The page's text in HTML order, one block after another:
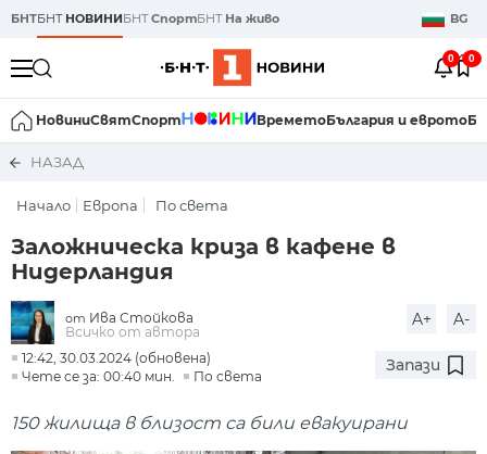
БНТБНТ НОВИНИБНТСпортБНТ На живо BG
0 0
НовиниСвятСпорт ВреметоБългария и еврото
НАЗАД
Начало Европа По света
Заложническа криза в кафене в
Нидерландия
от Ива Стойкова
Всичко от автора
A+ A-
12:42, 30.03.2024 (обновена)
Чете се за: 00:40 мин.
По света
Запази
150 жилища в близост са били евакуирани